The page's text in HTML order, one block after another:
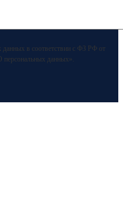
данных в соответствии с ФЗ РФ от
данных».